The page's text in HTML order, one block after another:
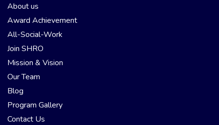
About us
Award Achievement
All-Social-Work
Join SHRO
Mission & Vision
Our Team
Blog
Program Gallery
Contact Us